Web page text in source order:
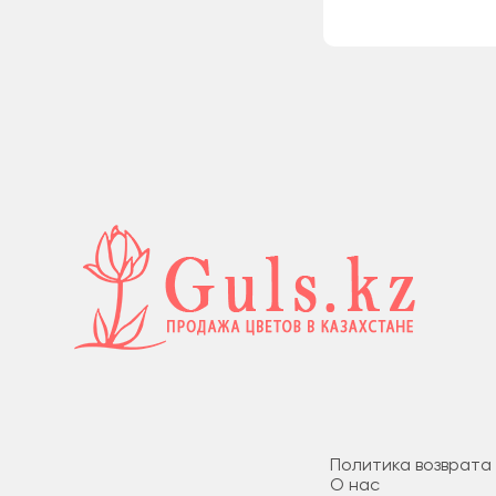
Политика
О нас